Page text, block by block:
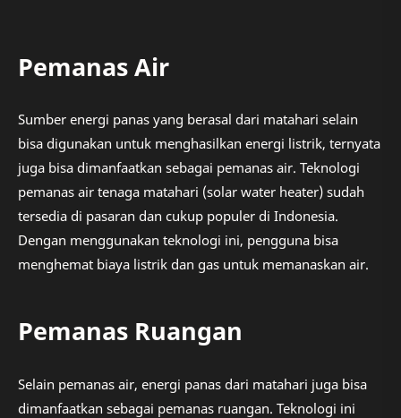
Pemanas Air
Sumber energi panas yang berasal dari matahari selain
bisa digunakan untuk menghasilkan energi listrik, ternyata
juga bisa dimanfaatkan sebagai pemanas air. Teknologi
pemanas air tenaga matahari (solar water heater) sudah
tersedia di pasaran dan cukup populer di Indonesia.
Dengan menggunakan teknologi ini, pengguna bisa
menghemat biaya listrik dan gas untuk memanaskan air.
Pemanas Ruangan
Selain pemanas air, energi panas dari matahari juga bisa
dimanfaatkan sebagai pemanas ruangan. Teknologi ini